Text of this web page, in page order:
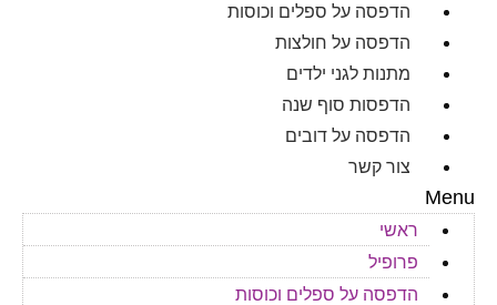
הדפסה על ספלים וכוסות
הדפסה על חולצות
מתנות לגני ילדים
הדפסות סוף שנה
הדפסה על דובים
צור קשר
Menu
ראשי
פרופיל
הדפסה על ספלים וכוסות